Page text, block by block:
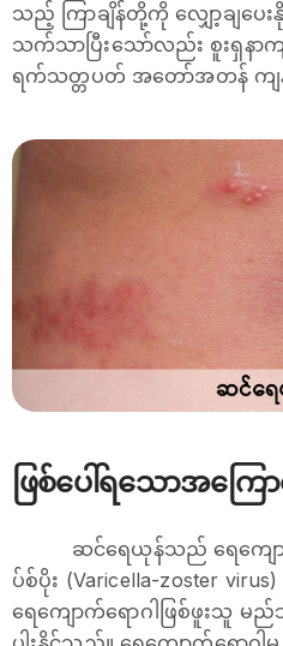
သည့် ကြာချိန်တို့ကို လျှော့ချပေး
သက်သာပြီးသော်လည်း စူးရှနာက
ရက်သတ္တပတ် အတော်အတန် က
ဖြစ်ပေါ်ရသောအကြော
ဆင်ရေယုန်သည် ရေကျော
ပ်စ်ပိုး (Varicella-zoster
ရေကျောက်‌ရောဂါဖြစ်ဖူးသူ မ